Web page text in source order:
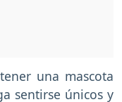
una mascota
sentirse únicos y